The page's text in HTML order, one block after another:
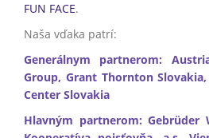
FUN FACE.
Naša vďaka patrí:
Generálnym partnerom:
Group, Grant Thornton
Center Slovakia
Hlavným partnerom: Gebrüder